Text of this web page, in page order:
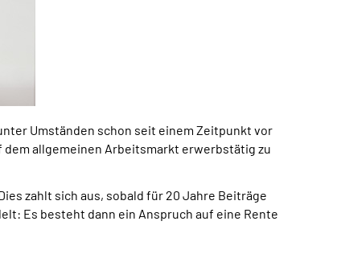
Umständen schon seit einem Zeitpunkt vor
allgemeinen Arbeitsmarkt erwerbstätig zu
zahlt sich aus, sobald für 20 Jahre Beiträge
Es besteht dann ein Anspruch auf eine Rente